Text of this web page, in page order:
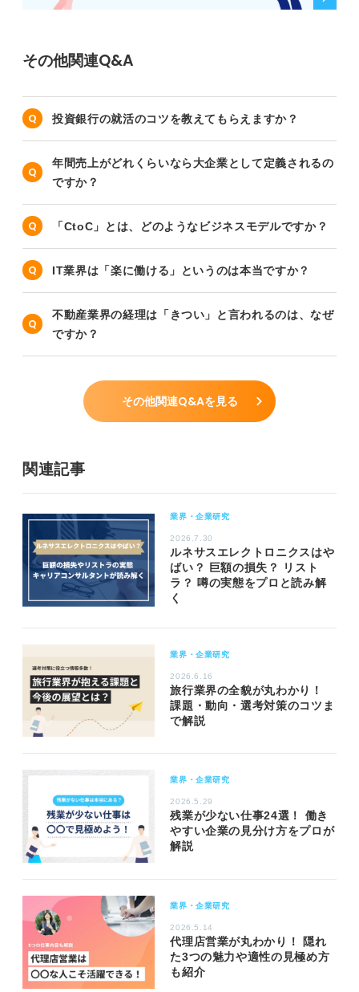
その他関連Q&A
投資銀行の就活のコツを教えてもらえますか？
年間売上がどれくらいなら大企業として定義されるの
ですか？
「CtoC」とは、どのようなビジネスモデルですか？
IT業界は「楽に働ける」というのは本当ですか？
不動産業界の経理は「きつい」と言われるのは、なぜ
ですか？
その他関連Q&Aを見る
関連記事
業界・企業研究
2026.7.30
ルネサスエレクトロニクスはや
ばい？ 巨額の損失？ リスト
ラ？ 噂の実態をプロと読み解
く
業界・企業研究
2026.6.16
旅行業界の全貌が丸わかり！
課題・動向・選考対策のコツま
で解説
業界・企業研究
2026.5.29
残業が少ない仕事24選！ 働き
やすい企業の見分け方をプロが
解説
業界・企業研究
2026.5.14
代理店営業が丸わかり！ 隠れ
た3つの魅力や適性の見極め方
も紹介